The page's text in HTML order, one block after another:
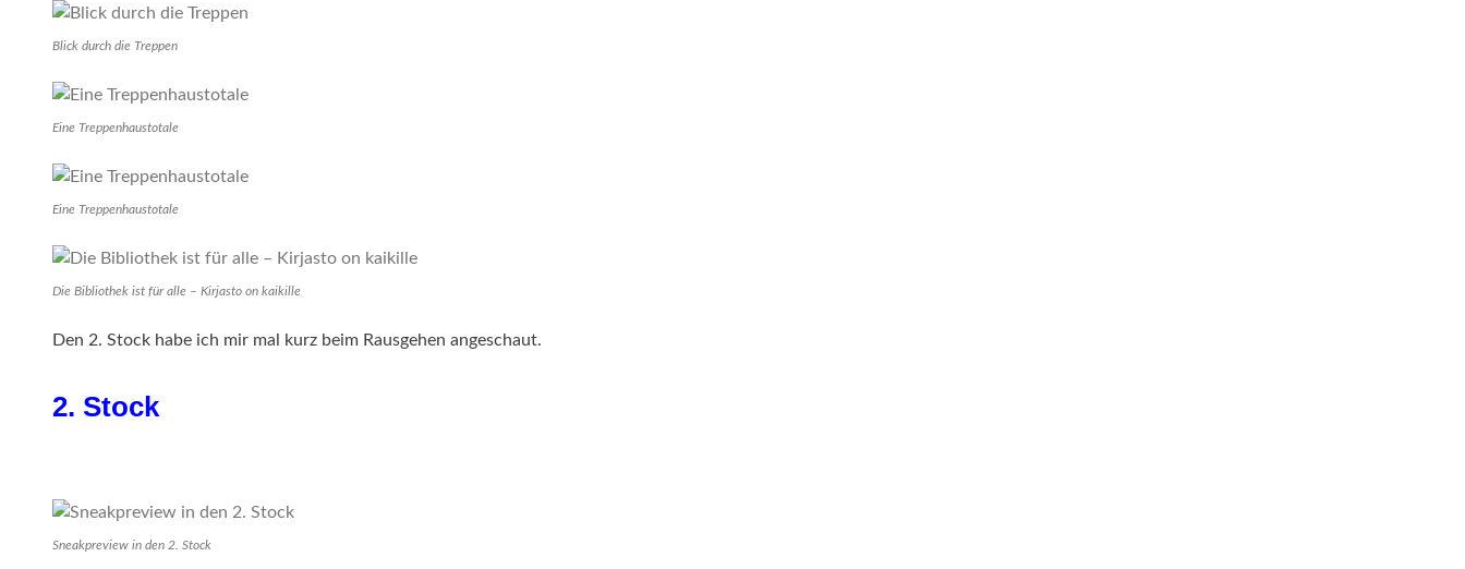
Blick durch die Treppen
Eine Treppenhaustotale
Eine Treppenhaustotale
Die Bibliothek ist für alle – Kirjasto on kaikille
Den 2. Stock habe ich mir mal kurz beim Rausgehen angeschaut.
2. Stock
Sneakpreview in den 2. Stock